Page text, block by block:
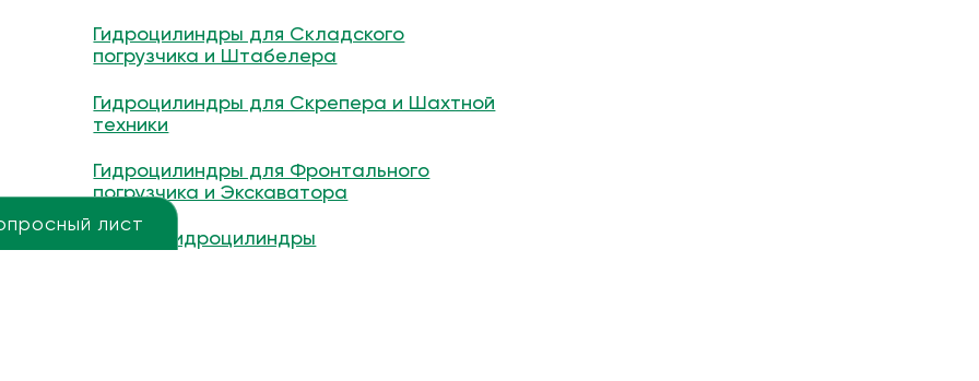
лист
Гидроцилиндры для Складского
погрузчика и Штабелера
Гидроцилиндры для Скрепера и Шахтной
техники
Гидроцилиндры для Фронтального
погрузчика и Экскаватора
Другие гидроцилиндры